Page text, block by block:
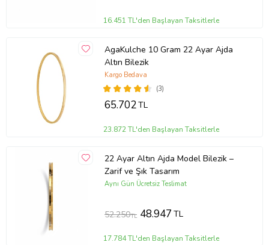
16.451 TL'den Başlayan Taksitlerle
AgaKulche 10 Gram 22 Ayar Ajda
Altın Bilezik
(3)
Kargo Bedava
65.702TL
23.872 TL'den Başlayan Taksitlerle
22 Ayar Altın Ajda Model Bilezik –
Zarif ve Şık Tasarım
Aynı Gün Ücretsiz Teslimat
52.250TL 48.947TL
17.784 TL'den Başlayan Taksitlerle